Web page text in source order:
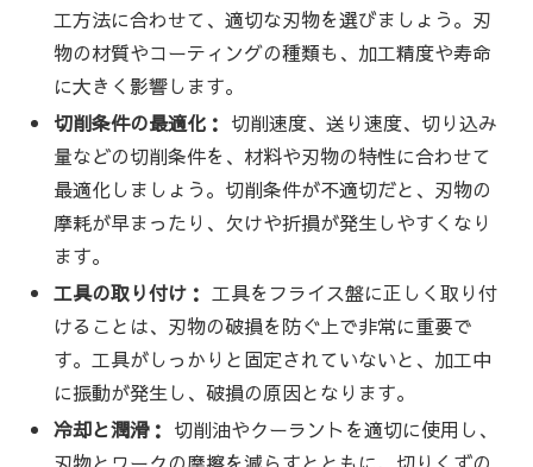
工方法に合わせて、適切な刃物を選びましょう。刃
物の材質やコーティングの種類も、加工精度や寿命
に大きく影響します。
切削条件の最適化： 切削速度、送り速度、切り込み
量などの切削条件を、材料や刃物の特性に合わせて
最適化しましょう。切削条件が不適切だと、刃物の
摩耗が早まったり、欠けや折損が発生しやすくなり
ます。
工具の取り付け： 工具をフライス盤に正しく取り付
けることは、刃物の破損を防ぐ上で非常に重要で
す。工具がしっかりと固定されていないと、加工中
に振動が発生し、破損の原因となります。
冷却と潤滑： 切削油やクーラントを適切に使用し、